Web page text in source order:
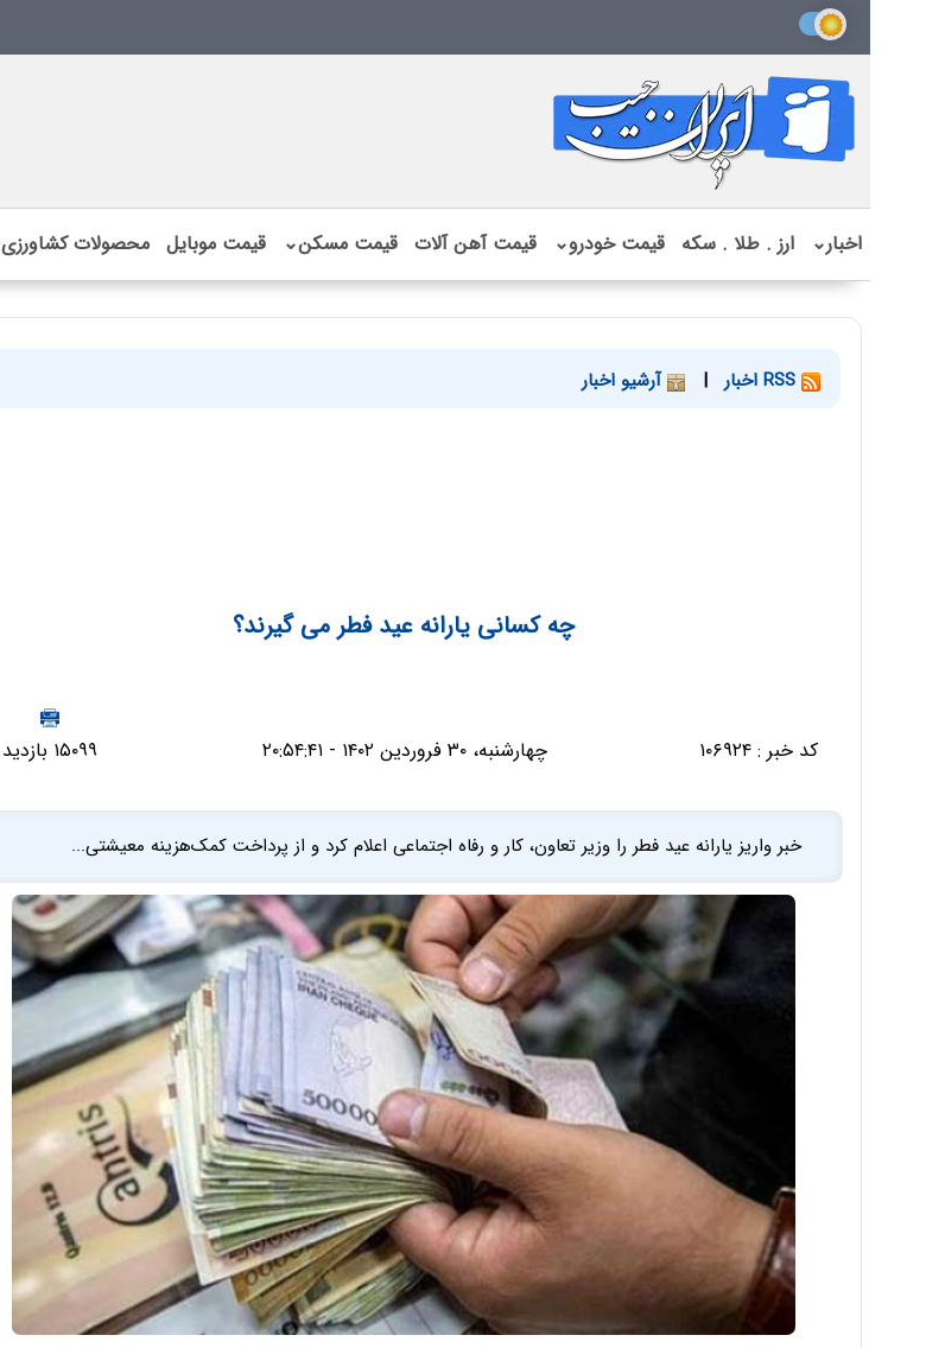
اخبار⌄ ارز . طلا . سکه قیمت خودرو⌄ قیمت آهن آلات قیمت مسکن⌄ قیمت موبایل محصولات کشاورزی
| آرشیو اخبار
چه کسانی یارانه عید فطر می گیرند؟
کد خبر : ۱۰۶۹۲۴ چهارشنبه، ۳۰ فروردین ۱۴۰۲ - ۲۰:۵۴:۴۱ ۱۵۰۹۹ بازدید
خبر واریز یارانه عید فطر را وزیر تعاون، کار و رفاه اجتماعی اعلام کرد و از پرداخت کمک‌هزینه معیشتی...